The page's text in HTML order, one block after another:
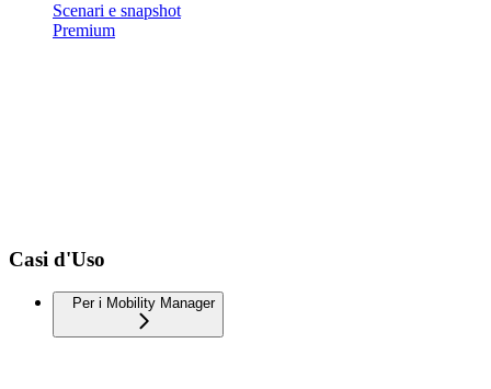
Scenari e snapshot
Premium
Casi d'Uso
Per i Mobility Manager